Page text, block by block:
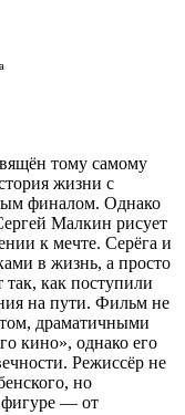
тому самому
жизни с
финалом. Однако
Малкин рисует
к мечте. Серёга и
в жизнь, а просто
как поступили
на пути. Фильм не
драматичными
кино», однако его
Режиссёр не
но
фигуре — от